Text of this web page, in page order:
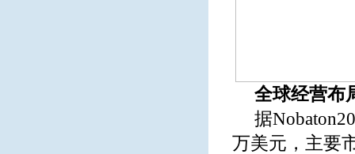
全球经营布
据
万美元，主要